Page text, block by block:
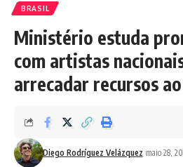
BRASIL
Ministério estuda
com artistas
arrecadar recursos ao
Diego Rodríguez Velázquez maio 28,